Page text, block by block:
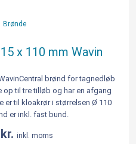
Brønde
x 110 mm Wavin
brønd for tagnedløb
op til tre tilløb og har en afgang
er til kloakrør i størrelsen Ø 110
er inkl. fast bund.
kr. inkl. moms